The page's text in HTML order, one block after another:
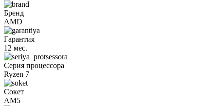
Бренд
AMD
Гарантия
12 мес.
Серия процессора
Ryzen 7
Сокет
AM5